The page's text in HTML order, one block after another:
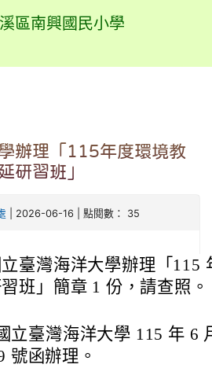
區南興國民小學
辦理「115年度環境教
研習班」
| 2026-06-16 | 點閱數： 35
臺灣海洋大學辦理「115
班」簡章 1 份，請查照。
立臺灣海洋大學 115 年 6
號函辦理。